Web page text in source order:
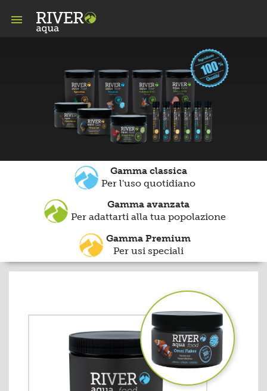

Gamma classica
Per l'uso quotidiano
Gamma avanzata
Per adattarti alla tua popolazione
Gamma Premium
Per usi speciali